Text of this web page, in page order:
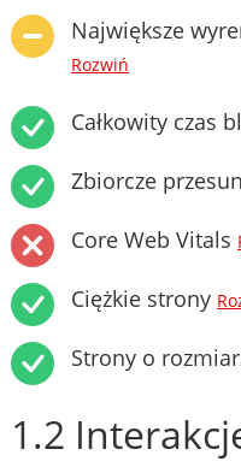
Największe
Rozwiń
Całkowity czas
Zbiorcze
Core Web Vitals
Ciężkie strony
Strony o
1.2